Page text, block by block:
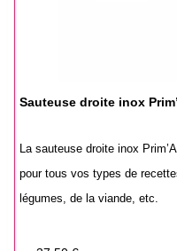
Sauteuse droite inox
La sauteuse droite inox
pour tous vos types de
légumes, de la viande, etc.